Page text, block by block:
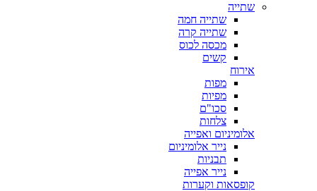
שתייה
שתייה חמה
שתייה קרה
מכסה לכוס
קשים
אירוח
מפות
מפיות
סכו"ם
צלחות
אלומיניום ואפייה
נייר אלומיניום
תבניות
נייר אפייה
קופסאות וקערות